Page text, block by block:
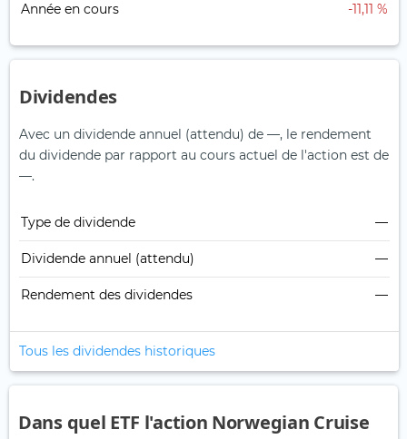
Année en cours -11,11 %
Dividendes
Avec un dividende annuel (attendu) de —, le rendement
du dividende par rapport au cours actuel de l'action est de
—.
Type de dividende —
Dividende annuel (attendu) —
Rendement des dividendes —
Tous les dividendes historiques
Dans quel ETF l'action Norwegian Cruise